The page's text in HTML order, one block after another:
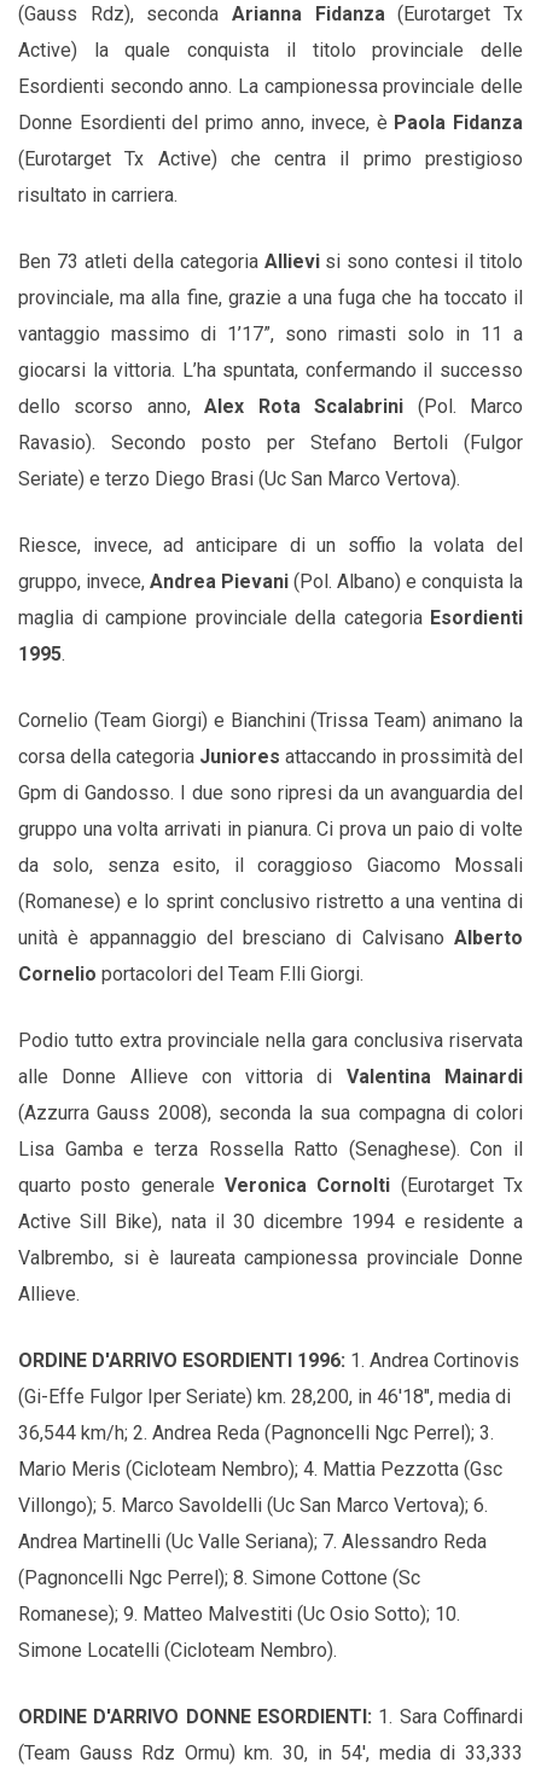
(Gauss Rdz), seconda Arianna Fidanza (Eurotarget Tx
Active) la quale conquista il titolo provinciale delle
Esordienti secondo anno. La campionessa provinciale delle
Donne Esordienti del primo anno, invece, è Paola Fidanza
(Eurotarget Tx Active) che centra il primo prestigioso
risultato in carriera.
Ben 73 atleti della categoria Allievisi sono contesi il titolo
provinciale, ma alla fine, grazie a una fuga che ha toccato il
vantaggio massimo di 1’17”, sono rimasti solo in 11 a
giocarsi la vittoria. L’ha spuntata, confermando il successo
dello scorso anno,Alex Rota Scalabrini (Pol. Marco
Ravasio). Secondo posto per Stefano Bertoli (Fulgor
Seriate) e terzo Diego Brasi (Uc San Marco Vertova).
Riesce, invece, ad anticipare di un soffio la volata del
gruppo, invece, Andrea Pievani (Pol. Albano) e conquista la
maglia di campione provinciale della categoria Esordienti
1995.
Cornelio (Team Giorgi) e Bianchini (Trissa Team) animano la
corsa della categoria Juniores attaccando in prossimità del
Gpm di Gandosso. I due sono ripresi da un avanguardia del
gruppo una volta arrivati in pianura. Ci prova un paio di volte
da solo, senza esito, il coraggioso Giacomo Mossali
(Romanese) e lo sprint conclusivo ristretto a una ventina di
unità è appannaggio del bresciano di Calvisano Alberto
Cornelio portacolori del Team F.lli Giorgi.
Podio tutto extra provinciale nella gara conclusiva riservata
alle Donne Allieve con vittoria di Valentina Mainardi
(Azzurra Gauss 2008), seconda la sua compagna di colori
Lisa Gamba e terza Rossella Ratto (Senaghese). Con il
quarto posto generale Veronica Cornolti (Eurotarget Tx
Active Sill Bike), nata il 30 dicembre 1994 e residente a
Valbrembo, si è laureata campionessa provinciale Donne
Allieve.
ORDINE D'ARRIVO ESORDIENTI 1996: 1. Andrea Cortinovis
(Gi-Effe Fulgor Iper Seriate) km. 28,200, in 46'18", media di
36,544 km/h; 2. Andrea Reda (Pagnoncelli Ngc Perrel); 3.
Mario Meris (Cicloteam Nembro); 4. Mattia Pezzotta (Gsc
Villongo); 5. Marco Savoldelli (Uc San Marco Vertova); 6.
Andrea Martinelli (Uc Valle Seriana); 7. Alessandro Reda
(Pagnoncelli Ngc Perrel); 8. Simone Cottone (Sc
Romanese); 9. Matteo Malvestiti (Uc Osio Sotto); 10.
Simone Locatelli (Cicloteam Nembro).
ORDINE D'ARRIVO DONNE ESORDIENTI: 1. Sara Coffinardi
(Team Gauss Rdz Ormu) km. 30, in 54', media di 33,333